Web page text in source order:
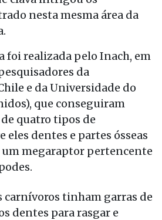
nesta mesma área da
foi realizada pelo Inach, em
da
e da Universidade do
que conseguiram
quatro tipos de
eles dentes e partes ósseas
megaraptor pertencente
carnívoros tinham garras de
dentes para rasgar e